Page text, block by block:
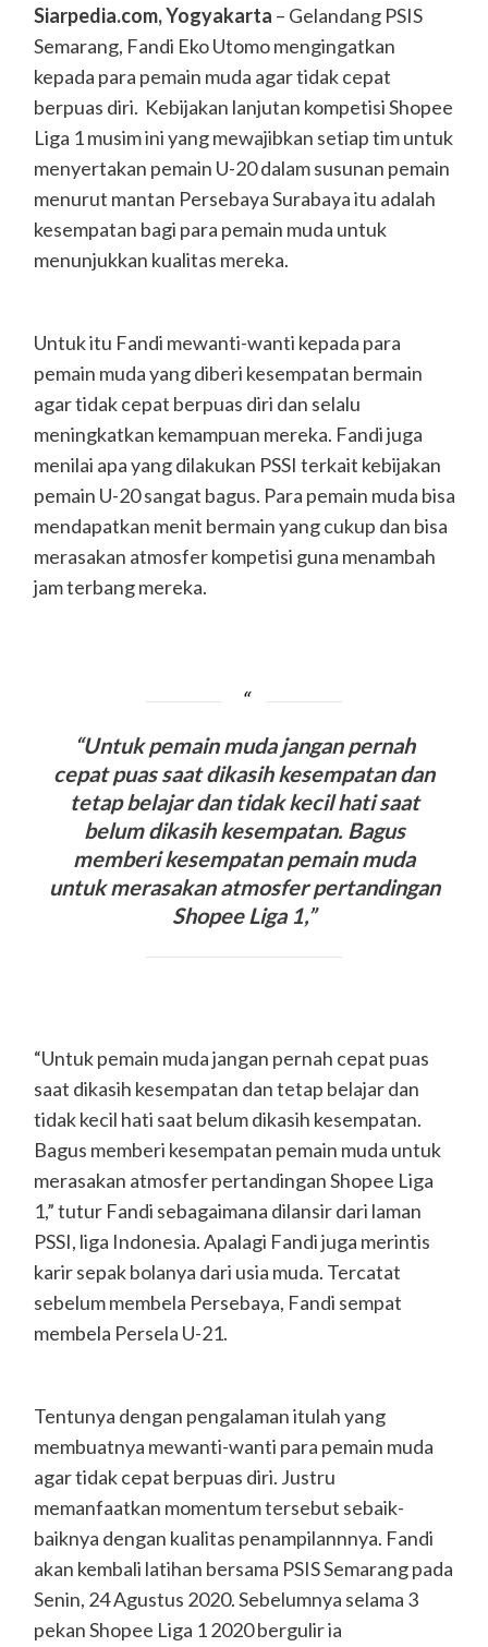
Siarpedia.com, Yogyakarta – Gelandang PSIS
Semarang, Fandi Eko Utomo mengingatkan
kepada para pemain muda agar tidak cepat
berpuas diri. Kebijakan lanjutan kompetisi Shopee
Liga 1 musim ini yang mewajibkan setiap tim untuk
menyertakan pemain U-20 dalam susunan pemain
menurut mantan Persebaya Surabaya itu adalah
kesempatan bagi para pemain muda untuk
menunjukkan kualitas mereka.
Untuk itu Fandi mewanti-wanti kepada para
pemain muda yang diberi kesempatan bermain
agar tidak cepat berpuas diri dan selalu
meningkatkan kemampuan mereka. Fandi juga
menilai apa yang dilakukan PSSI terkait kebijakan
pemain U-20 sangat bagus. Para pemain muda bisa
mendapatkan menit bermain yang cukup dan bisa
merasakan atmosfer kompetisi guna menambah
jam terbang mereka.
“Untuk pemain muda jangan pernah
cepat puas saat dikasih kesempatan dan
tetap belajar dan tidak kecil hati saat
belum dikasih kesempatan. Bagus
memberi kesempatan pemain muda
untuk merasakan atmosfer pertandingan
Shopee Liga 1,”
“Untuk pemain muda jangan pernah cepat puas
saat dikasih kesempatan dan tetap belajar dan
tidak kecil hati saat belum dikasih kesempatan.
Bagus memberi kesempatan pemain muda untuk
merasakan atmosfer pertandingan Shopee Liga
1,” tutur Fandi sebagaimana dilansir dari laman
PSSI, liga Indonesia. Apalagi Fandi juga merintis
karir sepak bolanya dari usia muda. Tercatat
sebelum membela Persebaya, Fandi sempat
membela Persela U-21.
Tentunya dengan pengalaman itulah yang
membuatnya mewanti-wanti para pemain muda
agar tidak cepat berpuas diri. Justru
memanfaatkan momentum tersebut sebaik-
baiknya dengan kualitas penampilannnya. Fandi
akan kembali latihan bersama PSIS Semarang pada
Senin, 24 Agustus 2020. Sebelumnya selama 3
pekan Shopee Liga 1 2020 bergulir ia